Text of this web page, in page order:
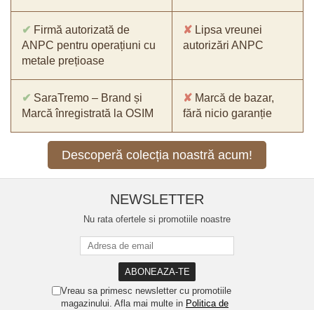
✔ Firmă autorizată de
ANPC pentru operațiuni cu
metale prețioase
✘ Lipsa vreunei
autorizări ANPC
✔ SaraTremo – Brand și
Marcă înregistrată la OSIM
✘ Marcă de bazar,
fără nicio garanție
Descoperă colecția noastră acum!
NEWSLETTER
Nu rata ofertele si promotiile noastre
Vreau sa primesc newsletter cu promotiile
magazinului. Afla mai multe in Politica de